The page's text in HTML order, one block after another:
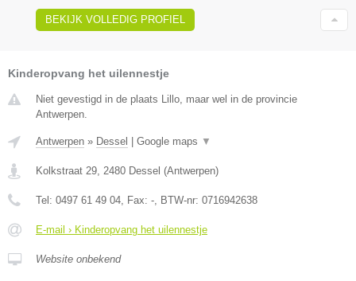
BEKIJK VOLLEDIG PROFIEL
Kinderopvang het uilennestje
Niet gevestigd in de plaats Lillo, maar wel in de provincie
Antwerpen.
Antwerpen » Dessel Google maps ▼
Kolkstraat 29, 2480 Dessel (Antwerpen)
Tel: 0497 61 49 04, Fax: -, BTW-nr: 0716942638
E-mail › Kinderopvang het uilennestje
Website onbekend